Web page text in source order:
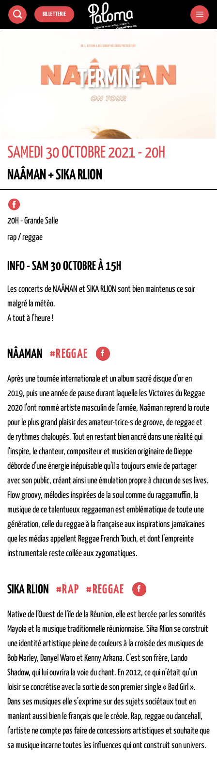
Passer
BILLETTERIE
TERMINÉ
SAMEDI 30 OCTOBRE 2021 - 20H
NAÂMAN + SIKA RLION
20H -Grande Salle
rap / reggae
INFO - SAM 30 OCTOBRE À 15H
Les concerts de NAÂMAN et SIKA RLION sont bien maintenus ce soir
malgré la météo.
A tout à l’heure !
NÂAMAN REGGAE
Après une tournée internationale et un album sacré disque d’or en
2019, puis une année de pause durant laquelle les Victoires du Reggae
2020 l’ont nommé artiste masculin de l’année, Naâman reprend la route
pour le plus grand plaisir des amateur·trice·s de groove, de reggae et
de rythmes chaloupés. Tout en restant bien ancré dans une réalité qui
l’inspire, le chanteur, compositeur et musicien originaire de Dieppe
déborde d’une énergie inépuisable qu’il a toujours envie de partager
avec son public, créant ainsi une émulation propre à chacun de ses lives.
Flow groovy, mélodies inspirées de la soul comme du raggamuffin, la
musique de ce talentueux reggaeman est emblématique de toute une
génération, celle du reggae à la française aux inspirations jamaïcaines
que les médias appellent Reggae French Touch, et dont l’empreinte
instrumentale reste collée aux zygomatiques.
SIKA RLION RAP REGGAE
Native de l’Ouest de l’île de la Réunion, elle est bercée par les sonorités
Mayola et la musique traditionnelle réunionnaise. Sika Rlion se construit
une identité artistique pleine de couleurs à la croisée des musiques de
Bob Marley, Danyel Waro et Kenny Arkana. C’est son frère, Lando
Shadow, qui lui ouvrira la voie du chant. En 2012, ce qui n’était qu’un
loisir se concrétise avec la sortie de son premier single « Bad Girl ».
Dans ses musiques elle s’exprime sur des sujets sociétaux tout en
maniant aussi bien le français que le créole. Rap, reggae ou dancehall,
l’artiste ne compte pas faire de concessions artistiques et souhaite que
sa musique incarne toutes les influences qui ont construit son univers.